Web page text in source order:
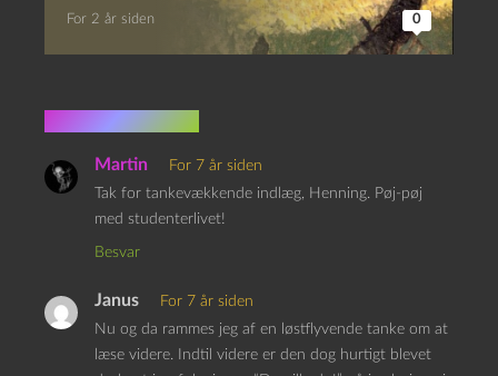
For 2 år siden 0
9 kommentarer
Martin
For 7 år siden
Tak for tankevækkende indlæg, Henning. Pøj-pøj
med studenterlivet!
Besvar
Janus
For 7 år siden
Nu og da rammes jeg af en løstflyvende tanke om at
læse videre. Indtil videre er den dog hurtigt blevet